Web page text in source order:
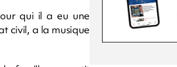
qui il a eu une
civil, a la musique